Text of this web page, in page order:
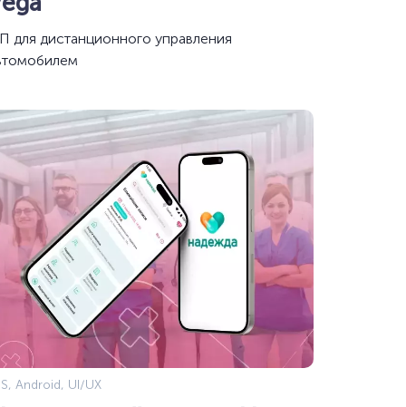
для дистанционного управления
Android, UI/UX